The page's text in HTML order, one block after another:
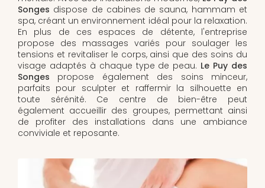
Songes dispose de cabines de sauna, hammam et
spa, créant un environnement idéal pour la relaxation.
En plus de ces espaces de détente, l'entreprise
propose des massages variés pour soulager les
tensions et revitaliser le corps, ainsi que des soins du
visage adaptés à chaque type de peau. Le Puy des
Songes propose également des soins minceur,
parfaits pour sculpter et raffermir la silhouette en
toute sérénité. Ce centre de bien-être peut
également accueillir des groupes, permettant ainsi
de profiter des installations dans une ambiance
conviviale et reposante.